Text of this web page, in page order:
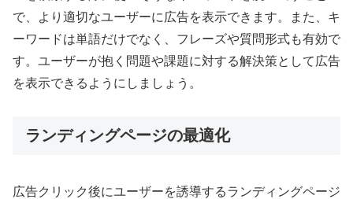
で、より適切なユーザーに広告を表示できます。また、キ
ーワードは単語だけでなく、フレーズや質問形式も有効で
す。ユーザーが抱く問題や課題に対する解決策として広告
を表示できるようにしましょう。
ランディングページの最適化
広告クリック後にユーザーを誘導するランディングページ